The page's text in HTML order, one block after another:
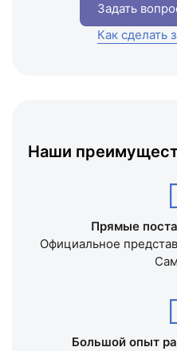
Наши
Прямые
Официальное
Большой опыт
Задать
Как сделать